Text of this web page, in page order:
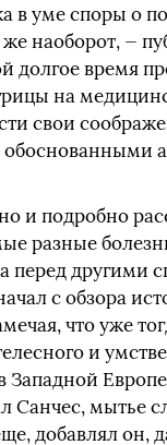
в уме споры о
наоборот, —
долгое время
на
свои
и подробно
разные
другими
с обзора
что уже
и
Западной
Санчес, мытье
добавлял он,